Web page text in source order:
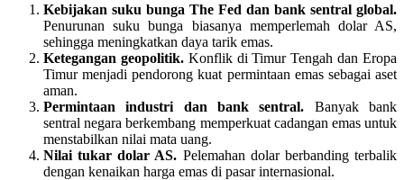
Kebijakan suku bunga The Fed dan bank sentral global.
Penurunan suku bunga biasanya memperlemah dolar AS,
sehingga meningkatkan daya tarik emas.
Ketegangan geopolitik.Konflik di Timur Tengah dan Eropa
Timur menjadi pendorong kuat permintaan emas sebagai aset
aman.
Permintaan industri dan bank sentral. Banyak bank
sentral negara berkembang memperkuat cadangan emas untuk
menstabilkan nilai mata uang.
Nilai tukar dolar AS. Pelemahan dolar berbanding terbalik
dengan kenaikan harga emas di pasar internasional.